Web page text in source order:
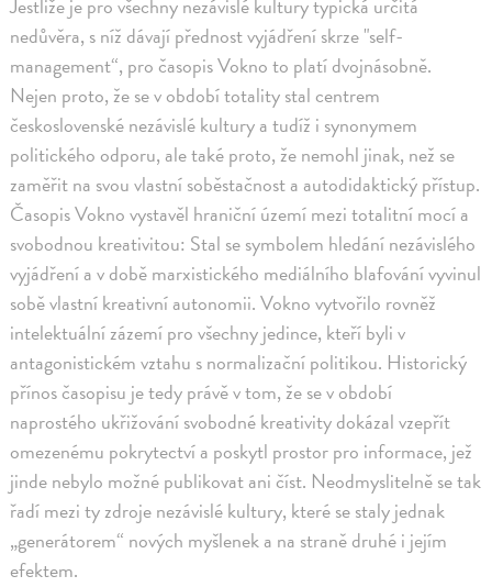
Jestliže je pro všechny nezávislé kultury typická určitá
nedůvěra, s níž dávají přednost vyjádření skrze "self-
management“, pro časopis Vokno to platí dvojnásobně.
Nejen proto, že se v období totality stal centrem
československé nezávislé kultury a tudíž i synonymem
politického odporu, ale také proto, že nemohl jinak, než se
zaměřit na svou vlastní soběstačnost a autodidaktický přístup.
Časopis Vokno vystavěl hraniční území mezi totalitní mocí a
svobodnou kreativitou: Stal se symbolem hledání nezávislého
vyjádření a v době marxistického mediálního blafování vyvinul
sobě vlastní kreativní autonomii. Vokno vytvořilo rovněž
intelektuální zázemí pro všechny jedince, kteří byli v
antagonistickém vztahu s normalizační politikou. Historický
přínos časopisu je tedy právě v tom, že se v období
naprostého ukřižování svobodné kreativity dokázal vzepřít
omezenému pokrytectví a poskytl prostor pro informace, jež
jinde nebylo možné publikovat ani číst. Neodmyslitelně se tak
řadí mezi ty zdroje nezávislé kultury, které se staly jednak
„generátorem“ nových myšlenek a na straně druhé i jejím
efektem.